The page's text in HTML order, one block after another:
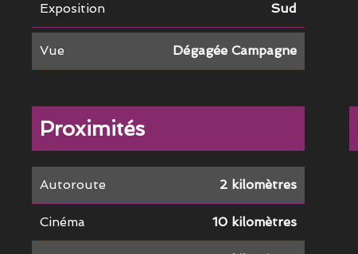
Exposition Sud
Vue Dégagée Campagne
Proximités
Autoroute 2 kilomètres
Cinéma 10 kilomètres